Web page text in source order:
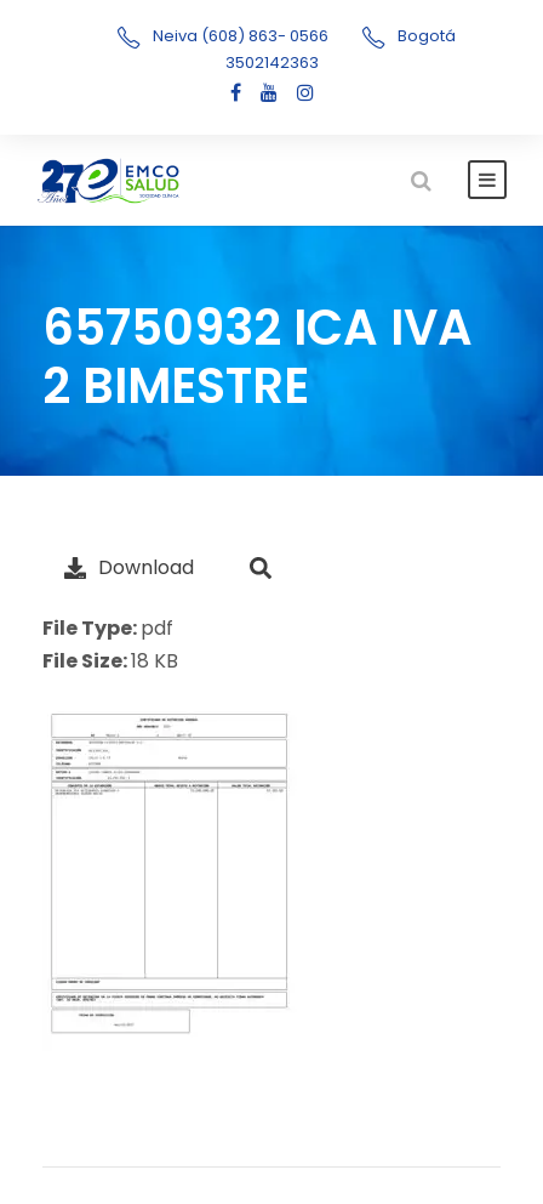
Neiva (608) 863- 0566
Bogotá
3502142363
65750932 ICA IVA
2 BIMESTRE
Download
File Type:pdf
File Size:18 KB